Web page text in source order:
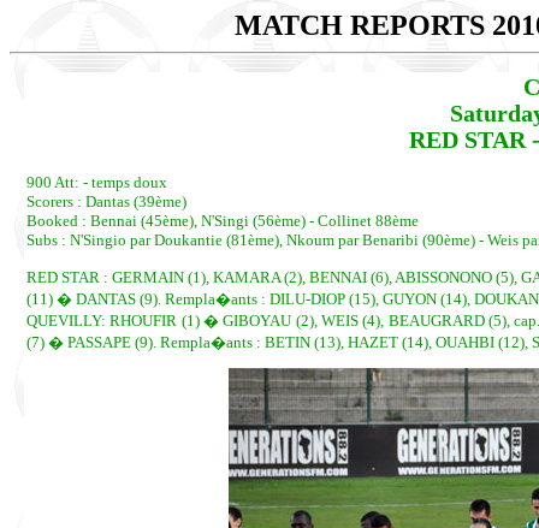
MATCH REPORTS
RED STAR
900 Att: - temps doux
Scorers : Dantas (39ème)
Booked : Bennai (45ème), N'Singi (56ème) - Collinet 88ème
Subs : N'Singio par Doukantie (81ème), Nkoum par Benaribi (90ème) - Weis
RED STAR : GERMAIN (1), KAMARA (2), BENNAI (6), ABISSONONO (5),
(11) � DANTAS (9). Rempla�ants : DILU-DIOP (15), GUYON (14),
QUEVILLY: RHOUFIR (1) � GIBOYAU (2), WEIS (4), BEAUGRARD (5),
(7) � PASSAPE (9). Rempla�ants : BETIN (13), HAZET (14), OUAHBI